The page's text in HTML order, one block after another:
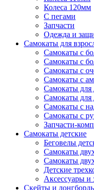
Колеса 120мм
С пегами
Запчасти
Одежда и
Самокаты для
Самокаты с
Самокаты с
Самокаты с
Самокаты с
Самокаты для
Самокаты для
Самокаты с
Самокаты с
Запчасти-
Самокаты детские
Беговелы
Самокаты
Самокаты
Детские
Аксессуары и
Cкейты и